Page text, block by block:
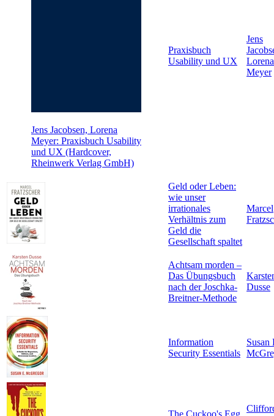
Jens Jacobsen, Lorena
Meyer: Praxisbuch Usability
und UX (Hardcover,
Rheinwerk Verlag GmbH)
Praxisbuch
Usability und UX
Jens
Lorena
Meyer
Geld oder Leben:
wie unser
irrationales
Verhältnis zum
Geld die
Gesellschaft spaltet
Marcel
Achtsam morden –
Das Übungsbuch
nach der Joschka-
Breitner-Methode
Dusse
Information
Security Essentials
Susan